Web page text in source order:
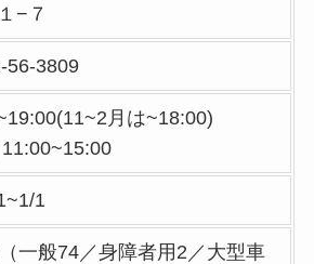
−７
56-3809
月は~18:00)
1
一般74／身障者用2／大型車